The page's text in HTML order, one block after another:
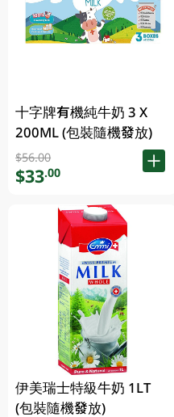
十字牌有機純牛奶 3 X
200ML (包裝隨機發放)
$56.00
$33.00
伊美瑞士特級牛奶 1LT
(包裝隨機發放)